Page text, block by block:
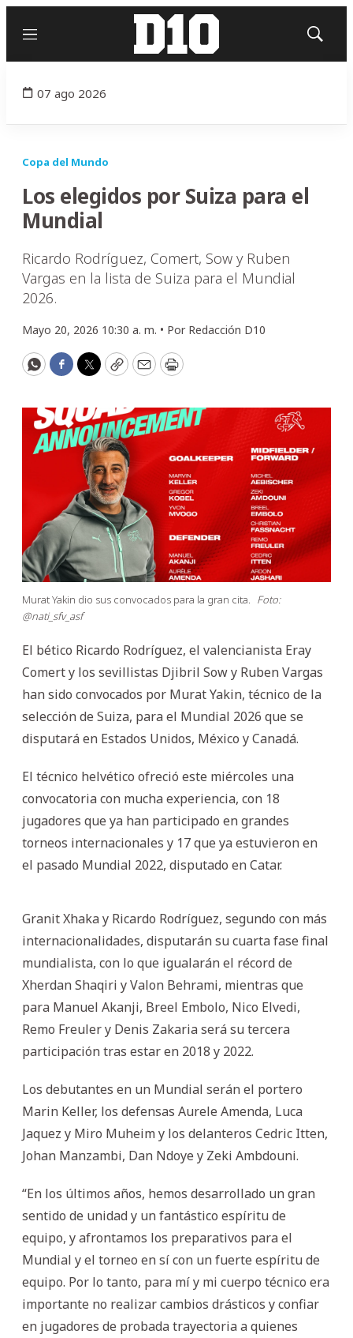
Menú
Mostrar
07 ago 2026
Copa del Mundo
Los elegidos por Suiza para el
Mundial
Ricardo Rodríguez, Comert, Sow y Ruben
Vargas en la lista de Suiza para el Mundial
2026.
Mayo 20, 2026 10:30 a. m. • Por Redacción D10
WhatsApp
Facebook
Twitter
CopyEmailPrint
Murat Yakin dio sus convocados para la gran cita. Foto:
@nati_sfv_asf
El bético Ricardo Rodríguez, el valencianista Eray
Comert y los sevillistas Djibril Sow y Ruben Vargas
han sido convocados por Murat Yakin, técnico de la
selección de Suiza, para el Mundial 2026 que se
disputará en Estados Unidos, México y Canadá.
El técnico helvético ofreció este miércoles una
convocatoria con mucha experiencia, con 18
jugadores que ya han participado en grandes
torneos internacionales y 17 que ya estuvieron en
el pasado Mundial 2022, disputado en Catar.
Granit Xhaka y Ricardo Rodríguez, segundo con más
internacionalidades, disputarán su cuarta fase final
mundialista, con lo que igualarán el récord de
Xherdan Shaqiri y Valon Behrami, mientras que
para Manuel Akanji, Breel Embolo, Nico Elvedi,
Remo Freuler y Denis Zakaria será su tercera
participación tras estar en 2018 y 2022.
Los debutantes en un Mundial serán el portero
Marin Keller, los defensas Aurele Amenda, Luca
Jaquez y Miro Muheim y los delanteros Cedric Itten,
Johan Manzambi, Dan Ndoye y Zeki Ambdouni.
“En los últimos años, hemos desarrollado un gran
sentido de unidad y un fantástico espíritu de
equipo, y afrontamos los preparativos para el
Mundial y el torneo en sí con un fuerte espíritu de
equipo. Por lo tanto, para mí y mi cuerpo técnico era
importante no realizar cambios drásticos y confiar
en jugadores de probada trayectoria a quienes